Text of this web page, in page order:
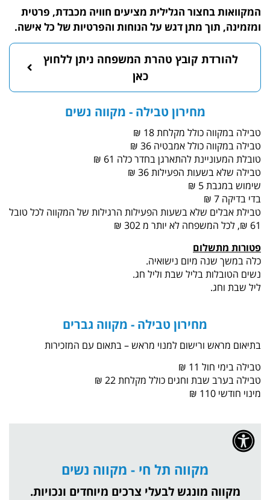
הגלילית מציעים חוויה מכבדת, פרטית
מתן דגש על הנוחות והפרטיות של כל אישה.
קובץ טהרת המשפחה ניתן ללחוץ
מחירון טבילה - מקווה נשים
כולל מקלחת 18 ₪
אמבטיה 36 ₪
להתארגן בחדר כלה 61 ₪
הפעילות 36 ₪
₪
שלא בשעות הפעילות הרגילות של המקווה לכל טובל
מיום נישואיה.
בליל שבת וליל חג.
מחירון טבילה - מקווה גברים
ורישום למנוי מראש – בתאום עם המזכירות
₪
וחגים כולל מקלחת 22 ₪
מקווה תל חי - מקווה נשים
מונגש לבעלי צרכים מיוחדים ונכויות.